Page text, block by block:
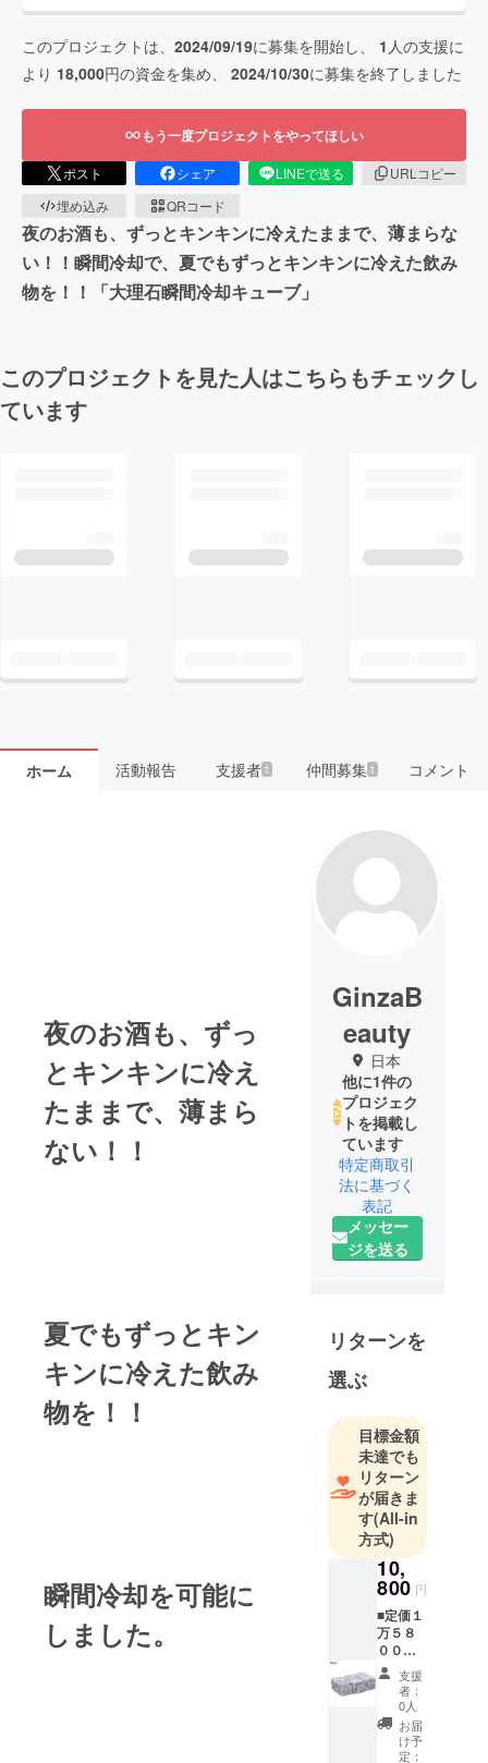
このプロジェクトは、 2024/09/19に募集を開始し、 1 人の支援に
より 18,000円の資金を集め、 2024/10/30に募集を終了しました
もう一度プロジェクトをやってほしい
ポスト シェア LINEで送る
URLコピー
埋め込み
QRコード
夜のお酒も、ずっとキンキンに冷えたままで、薄まらな
い！！瞬間冷却で、夏でもずっとキンキンに冷えた飲み
物を！！「大理石瞬間冷却キューブ」
このプロジェクトを見た人はこちらもチェックし
ています
ホーム 活動報告 支援者 1 仲間募集 1 コメント
夜のお酒も、ずっ
とキンキンに冷え
たままで、薄まら
ない！！
夏でもずっとキン
キンに冷えた飲み
物を！！
瞬間冷却を可能に
しました。
GinzaB
eauty
日本
他に1件の
プロジェク
トを掲載し
ています
特定商取引
法に基づく
表記
メッセー
ジを送る
リターンを
選ぶ
目標金額
未達でも
リターン
が届きま
す(All-in
方式)
10,
800 円
■定価１
万５８
００円
⇒ １万
８００
（税・
送料
込） ■
支援
者：
0人
お届
け予
定：